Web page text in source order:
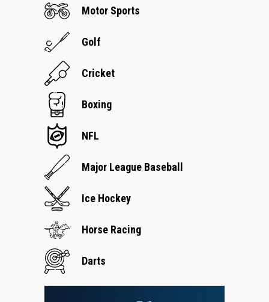
Motor Sports
Golf
Cricket
Boxing
NFL
Major League Baseball
Ice Hockey
Horse Racing
Darts